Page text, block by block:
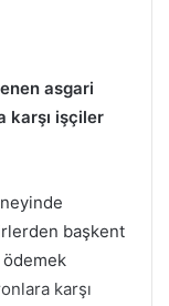
asgari
karşı işçiler
başkent
ödemek
karşı